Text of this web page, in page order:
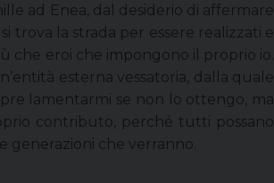
ad Enea, dal desiderio di affermare
trova la strada per essere realizzati e
che eroi che impongono il proprio io.
esterna vessatoria, dalla quale
lamentarmi se non lo ottengo, ma
contributo, perché tutti possano
generazioni che verranno.